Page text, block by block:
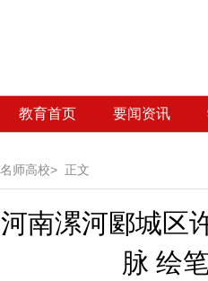
教育首页 要闻资讯
名师高校> 正文
河南漯河郾城区
脉 绘